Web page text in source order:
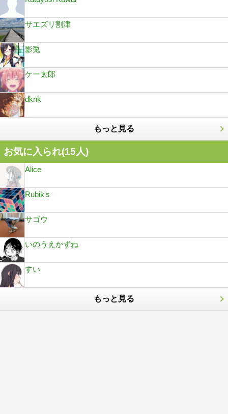
サエズリ割津
影兎
ケー太郎
dknk
もっと見る
お気に入られ(15人)
Alice
Rubik's
サゴウ
いのうえかずね
すい
もっと見る